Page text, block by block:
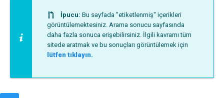
İpucu: Bu sayfada "etiketlenmiş" içerikleri
görüntülemektesiniz. Arama sonucu sayfasında
daha fazla sonuca erişebilirsiniz. İlgili kavramı tüm
sitede aratmak ve bu sonuçları görüntülemek için
lütfen tıklayın.